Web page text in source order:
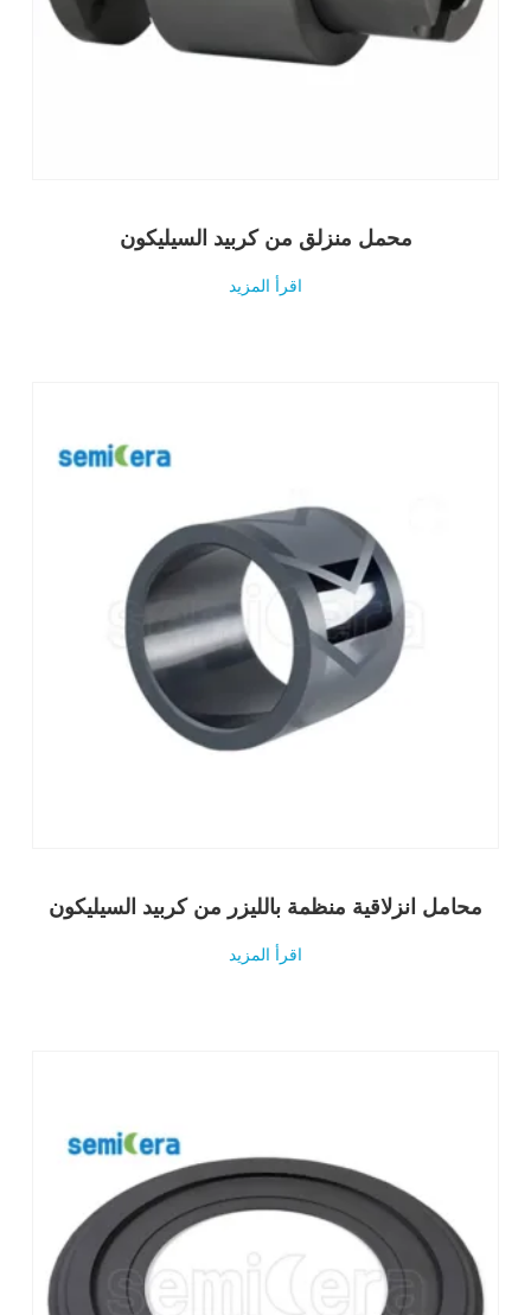
محمل منزلق من كربيد السيليكون
اقرأ المزيد
محامل انزلاقية منظمة بالليزر من كربيد السيليكون
اقرأ المزيد